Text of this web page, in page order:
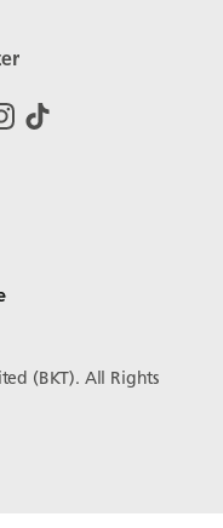
(BKT). All Rights